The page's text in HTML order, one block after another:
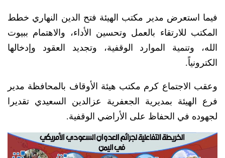
فيما استعرض مدير مكتب الهيئة فتح الدين النهاري خطط
المكتب للارتقاء بالعمل وتحسين الأداء، والاهتمام ببيوت
الله، وتنمية الموارد الوقفية، وتجديد العقود وإدخالها
الكترونياً.
وعقب الاجتماع كرم مكتب هيئة الأوقاف بالمحافظة مدير
فرع الهيئة بمديرية الجعفرية عزالدين السعيدي تقديرا
لجهوده في الحفاظ على الأراضي الوقفية.